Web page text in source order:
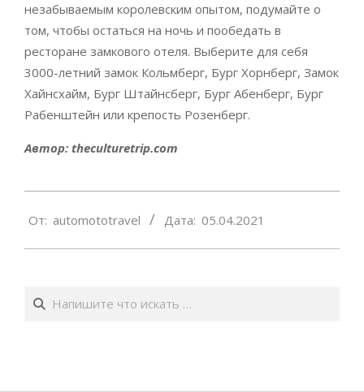
незабываемым королевским опытом, подумайте о
том, чтобы остаться на ночь и пообедать в
ресторане замкового отеля. Выберите для себя
3000-летний замок Кольмберг, Бург Хорнберг, Замок
Хайнсхайм, Бург Штайнсберг, Бург Абенберг, Бург
Рабенштейн или крепость Розенберг.
Автор: theculturetrip.com
04-
От: automototravel Дата: 05.04.2021
Поиск